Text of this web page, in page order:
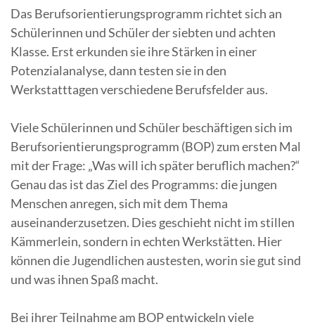
Das Berufsorientierungsprogramm richtet sich an
Schülerinnen und Schüler der siebten und achten
Klasse. Erst erkunden sie ihre Stärken in einer
Potenzialanalyse, dann testen sie in den
Werkstatttagen verschiedene Berufsfelder aus.
Viele Schülerinnen und Schüler beschäftigen sich im
Berufsorientierungsprogramm (BOP) zum ersten Mal
mit der Frage: „Was will ich später beruflich machen?“
Genau das ist das Ziel des Programms: die jungen
Menschen anregen, sich mit dem Thema
auseinanderzusetzen. Dies geschieht nicht im stillen
Kämmerlein, sondern in echten Werkstätten. Hier
können die Jugendlichen austesten, worin sie gut sind
und was ihnen Spaß macht.
Bei ihrer Teilnahme am BOP entwickeln viele